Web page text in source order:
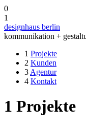
0
1
designhaus berlin
kommunikation +
1 Projekte
2 Kunden
3 Agentur
4 Kontakt
1 Projekte